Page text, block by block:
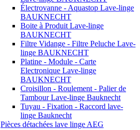
Électrovanne - Aquastop Lave-linge
BAUKNECHT
Boite à Produit Lave-linge
BAUKNECHT
Filtre Vidange - Filtre Peluche Lave-
linge BAUKNECHT
Platine - Module - Carte
Electronique Lave-linge
BAUKNECHT
Croisillon - Roulement - Palier de
Tambour Lave-linge Bauknecht
Tuyau - Fixation - Raccord lave-
linge Bauknecht
Pièces détachées lave linge AEG